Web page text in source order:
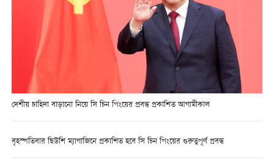
দেশীয় চাহিদা বাড়ানো নিয়ে সি চিন পিংয়ের প্রবন্ধ প্রকাশিত আগামীকাল
বৃহস্পতিবার ছিউশি ম্যাগাজিনে প্রকাশিত হবে সি চিন পিংয়ের গুরুত্বপূর্ণ প্রবন্ধ